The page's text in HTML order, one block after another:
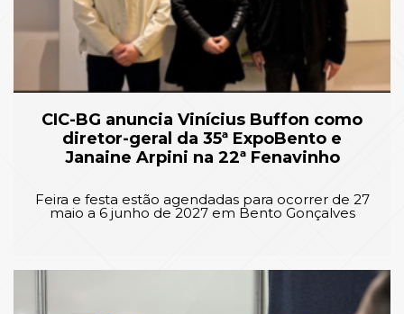
CIC-BG anuncia Vinícius Buffon como
diretor-geral da 35ª ExpoBento e
Janaine Arpini na 22ª Fenavinho
Feira e festa estão agendadas para ocorrer de 27
maio a 6 junho de 2027 em Bento Gonçalves